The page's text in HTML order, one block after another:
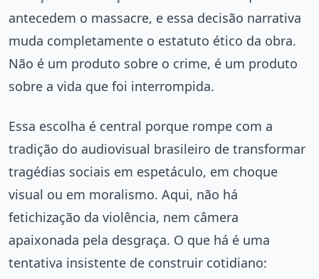
antecedem o massacre, e essa decisão narrativa
muda completamente o estatuto ético da obra.
Não é um produto sobre o crime, é um produto
sobre a vida que foi interrompida.
Essa escolha é central porque rompe com a
tradição do audiovisual brasileiro de transformar
tragédias sociais em espetáculo, em choque
visual ou em moralismo. Aqui, não há
fetichização da violência, nem câmera
apaixonada pela desgraça. O que há é uma
tentativa insistente de construir cotidiano: